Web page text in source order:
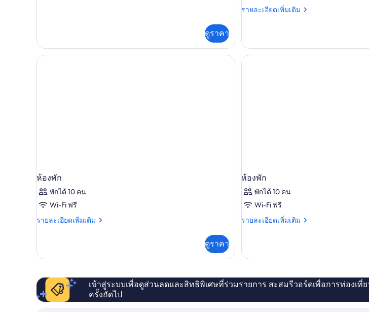
ทะเล
ดูราคา
รายละเอียดเพิ่มเติม
ราย
เกี่ยว
กับ
ดี
ห้องพัก
พักได้ 10 คน
Wi-Fi ฟรี
รายละเอียดเพิ่มเติม
ราย
เกี่ยว
พัก
ดูราคา
ห้องพัก
พักได้ 10 คน
Wi-Fi ฟรี
รายละเอียดเพิ่มเติม
ราย
เกี่ยว
พัก
เข้าสู่ระบบเพื่อดูส่วนลดและสิทธิพิเศษที่ร่วมรายการ สะสมรีวอร์ดเพื่อการท่องเที่ย
ครั้งถัดไป